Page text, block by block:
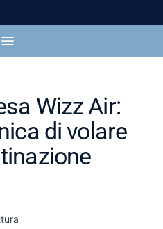
Wizz Air:
di volare